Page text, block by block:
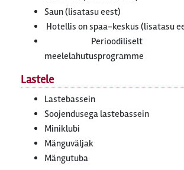
Saun (lisatasu eest)
Hotellis on spaa-keskus (lisatasu
Perioodiliselt
meelelahutusprogramme
Lastele
Lastebassein
Soojendusega lastebassein
Miniklubi
Mänguväljak
Mängutuba